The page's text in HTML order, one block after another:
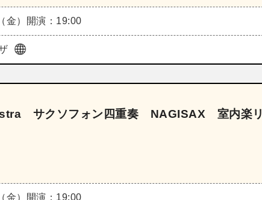
金） 開演：19:00
サクソフォン四重奏 NAGISAX 室内楽リ
金） 開演：19:00